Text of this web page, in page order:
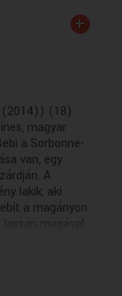
+
(2014)) (18)
magyar
a Sorbonne-
van, egy
A
lakik, aki
a magányon
magával
a szomszéd
ezzel
ra kapott